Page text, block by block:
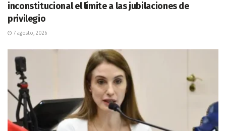
inconstitucional el límite a las jubilaciones de
privilegio
7 agosto, 2026